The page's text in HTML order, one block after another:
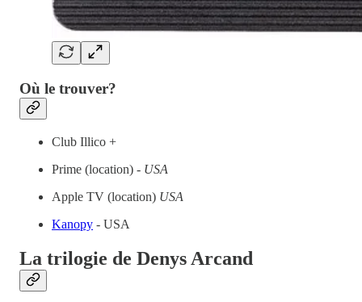
Où le trouver?
Club Illico +
Prime (location) - USA
Apple TV (location) USA
Kanopy - USA
La trilogie de Denys Arcand